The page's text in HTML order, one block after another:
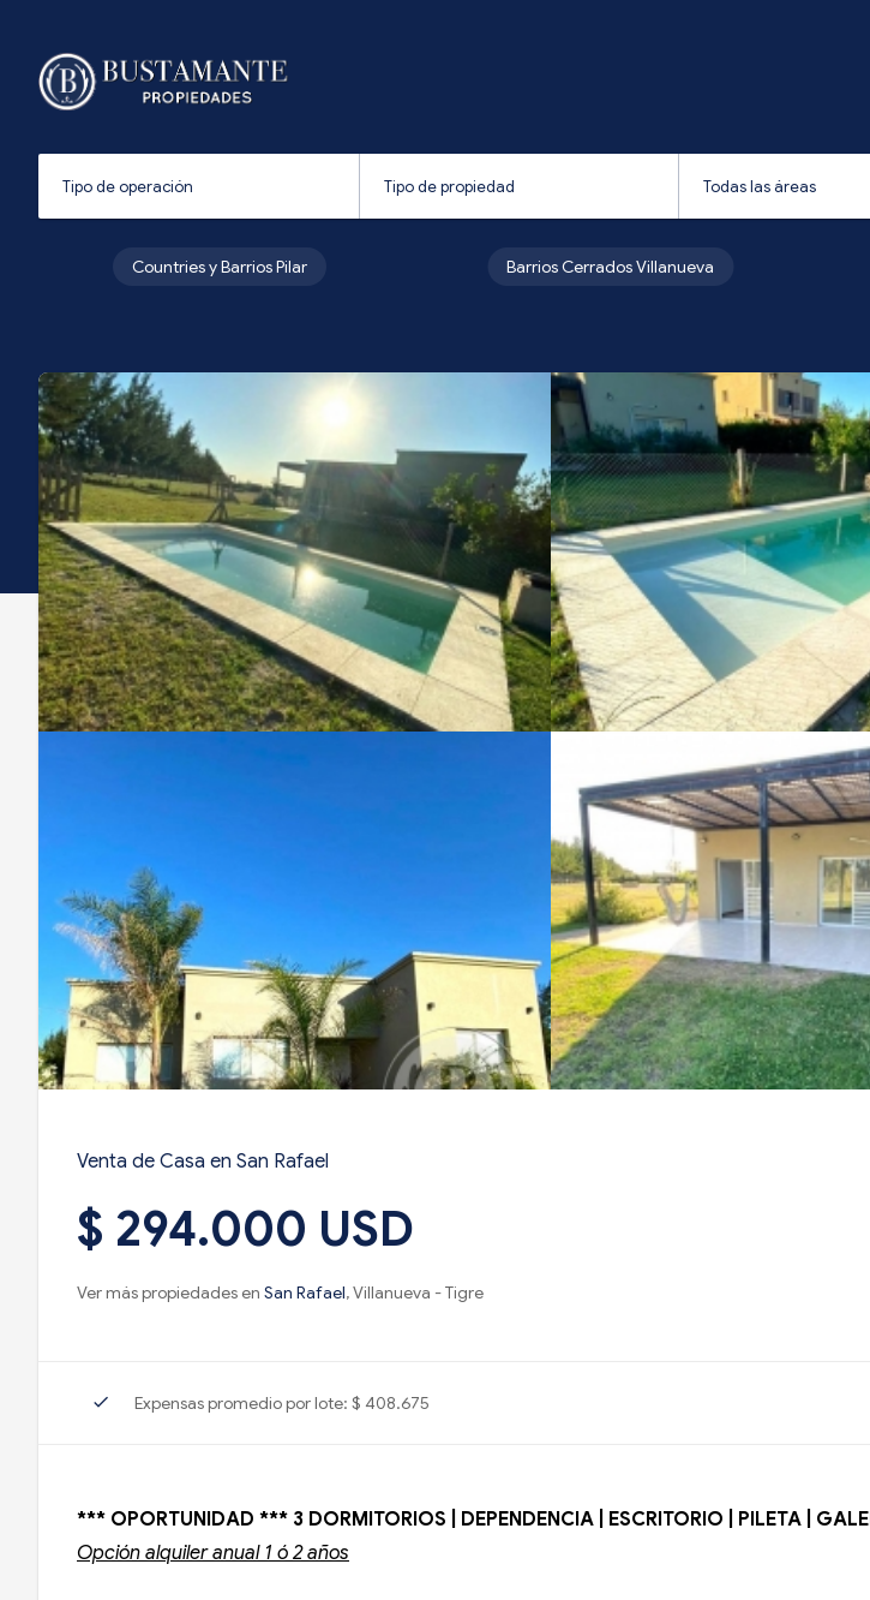
Countries y Barrios Pilar Barrios Cerrados Villanueva
Venta de Casa en San Rafael
$ 294.000 USD
Ver más propiedades en San Rafael, Villanueva - Tigre
check Expensas promedio por lote: $ 408.675
*** OPORTUNIDAD *** 3 DORMITORIOS | DEPENDENCIA | ESCRITORIO | PILETA |
Opción alquiler anual 1 ó 2 años